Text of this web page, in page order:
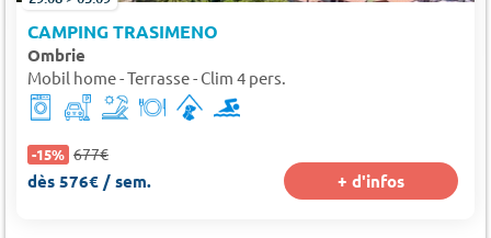
CAMPING TRASIMENO
Ombrie
Mobil home - Terrasse - Clim 4 pers.
-15% 677€
dès 576€ / sem. + d'infos